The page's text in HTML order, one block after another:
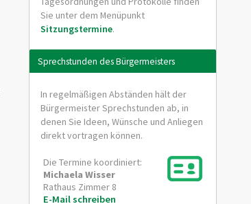
Sie unter dem Menüpunkt
Sitzungstermine.
Sprechstunden des Bürgermeisters
In regelmäßigen Abständen hält der
Bürgermeister Sprechstunden ab, in
denen Sie Ideen, Wünsche und Anliegen
direkt vortragen können.
Die Termine koordiniert:
Michaela Wisser
Rathaus Zimmer 8
E-Mail schreiben